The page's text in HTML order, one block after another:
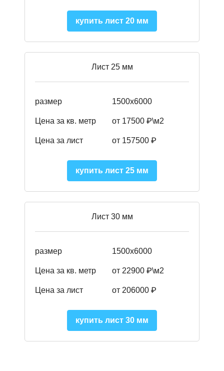
купить лист 20 мм
Лист 25 мм
размер 1500х6000
Цена за кв. метр от 17500 ₽\м2
Цена за лист от 157500 ₽
купить лист 25 мм
Лист 30 мм
размер 1500х6000
Цена за кв. метр от 22900 ₽\м2
Цена за лист от 206000 ₽
купить лист 30 мм